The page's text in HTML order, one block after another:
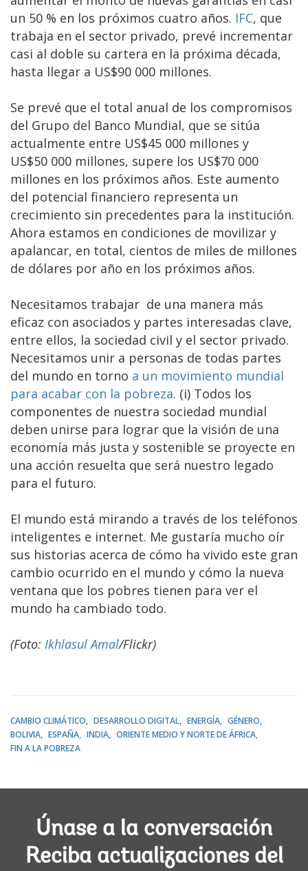
un 50 % en los próximos cuatro años. IFC, que
trabaja en el sector privado, prevé incrementar
casi al doble su cartera en la próxima década,
hasta llegar a US$90 000 millones.
Se prevé que el total anual de los compromisos
del Grupo del Banco Mundial, que se sitúa
actualmente entre US$45 000 millones y
US$50 000 millones, supere los US$70 000
millones en los próximos años. Este aumento
del potencial financiero representa un
crecimiento sin precedentes para la institución.
Ahora estamos en condiciones de movilizar y
apalancar, en total, cientos de miles de millones
de dólares por año en los próximos años.
Necesitamos trabajar de una manera más
eficaz con asociados y partes interesadas clave,
entre ellos, la sociedad civil y el sector privado.
Necesitamos unir a personas de todas partes
del mundo en torno a un movimiento mundial
para acabar con la pobreza. (i) Todos los
componentes de nuestra sociedad mundial
deben unirse para lograr que la visión de una
economía más justa y sostenible se proyecte en
una acción resuelta que será nuestro legado
para el futuro.
El mundo está mirando a través de los teléfonos
inteligentes e internet. Me gustaría mucho oír
sus historias acerca de cómo ha vivido este gran
cambio ocurrido en el mundo y cómo la nueva
ventana que los pobres tienen para ver el
mundo ha cambiado todo.
(Foto: Ikhlasul Amal/Flickr)
CAMBIO CLIMÁTICO DESARROLLO DIGITAL ENERGÍA
GÉNERO
BOLIVIA
ESPAÑA INDIA
ORIENTE MEDIO Y NORTE DE ÁFRICA
FIN A LA POBREZA
Únase a la conversación
Reciba actualizaciones del